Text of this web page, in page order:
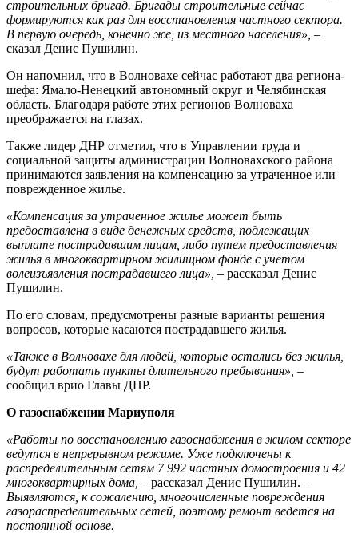
строительных бригад. Бригады строительные сейчас
формируются как раз для восстановления частного сектора.
В первую очередь, конечно же, из местного населения», –
сказал Денис Пушилин.
Он напомнил, что в Волновахе сейчас работают два региона-
шефа: Ямало-Ненецкий автономный округ и Челябинская
область. Благодаря работе этих регионов Волноваха
преображается на глазах.
Также лидер ДНР отметил, что в Управлении труда и
социальной защиты администрации Волновахского района
принимаются заявления на компенсацию за утраченное или
поврежденное жилье.
«Компенсация за утраченное жилье может быть
предоставлена в виде денежных средств, подлежащих
выплате пострадавшим лицам, либо путем предоставления
жилья в многоквартирном жилищном фонде с учетом
волеизъявления пострадавшего лица», – рассказал Денис
Пушилин.
По его словам, предусмотрены разные варианты решения
вопросов, которые касаются пострадавшего жилья.
«Также в Волновахе для людей, которые остались без жилья,
будут работать пункты длительного пребывания», –
сообщил врио Главы ДНР.
О газоснабжении Мариуполя
«Работы по восстановлению газоснабжения в жилом секторе
ведутся в непрерывном режиме. Уже подключены к
распределительным сетям 7 992 частных домостроения и 42
многоквартирных дома, – рассказал Денис Пушилин. –
Выявляются, к сожалению, многочисленные повреждения
газораспределительных сетей, поэтому ремонт ведется на
постоянной основе.